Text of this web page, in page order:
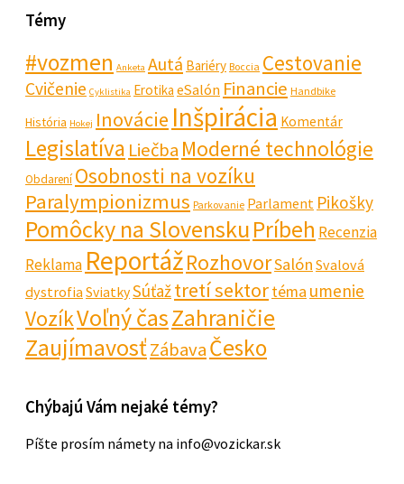
Témy
#vozmen Anketa Autá Bariéry Boccia Cestovanie
Cvičenie Cyklistika Erotika eSalón Financie Handbike
História Hokej Inovácie Inšpirácia Komentár
Legislatíva Liečba Moderné technológie
Obdarení Osobnosti na vozíku
Paralympionizmus Parkovanie Parlament Pikošky
Pomôcky na SlovenskuPríbeh Recenzia
Reklama ReportážRozhovorSalón Svalová
dystrofiaSviatkySúťažtretí sektortéma umenie
VozíkVoľný časZahraničie
ZaujímavosťZábavaČesko
Chýbajú Vám nejaké témy?
Píšte prosím námety na info@vozickar.sk